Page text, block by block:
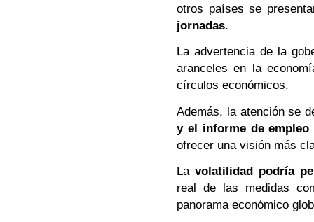
otros países se
jornadas.
La advertencia de la
aranceles en la
círculos económicos.
Además, la atención se
y el informe de empleo
ofrecer una visión más
La volatilidad podría
real de las medidas
panorama económico